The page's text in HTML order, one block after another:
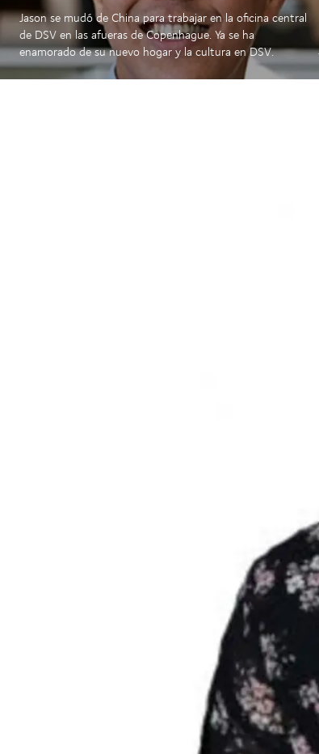
Jason se mudó de China para trabajar en la oficina central
de DSV en las afueras de Copenhague. Ya se ha
enamorado de su nuevo hogar y la cultura en DSV.